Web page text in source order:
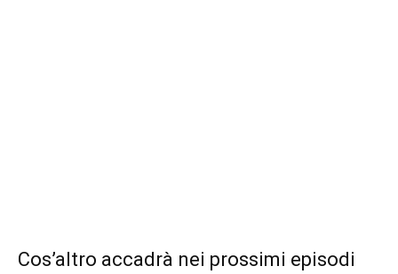
Cos’altro accadrà nei prossimi episodi